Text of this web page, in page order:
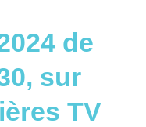
de
sur
TV